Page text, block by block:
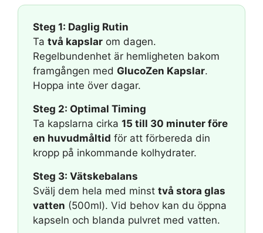
Steg 1: Daglig Rutin
Ta två kapslar om dagen.
Regelbundenhet är hemligheten bakom
framgången med GlucoZen Kapslar.
Hoppa inte över dagar.
Steg 2: Optimal Timing
Ta kapslarna cirka 15 till 30 minuter före
en huvudmåltid för att förbereda din
kropp på inkommande kolhydrater.
Steg 3: Vätskebalans
Svälj dem hela med minst två stora glas
vatten (500ml). Vid behov kan du öppna
kapseln och blanda pulvret med vatten.